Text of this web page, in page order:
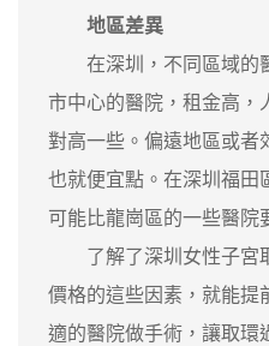
地區差異
在深圳，不同區域的醫
市中心的醫院，租金高，
對高一些。偏遠地區或者
也就便宜點。在深圳福田
可能比龍崗區的一些醫院
了解了深圳女性子宮
價格的這些因素，就能提
適的醫院做手術，讓取環